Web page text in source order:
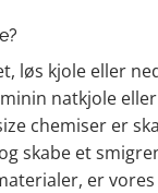
løs kjole eller
natkjole
chemiser er
skabe et
er